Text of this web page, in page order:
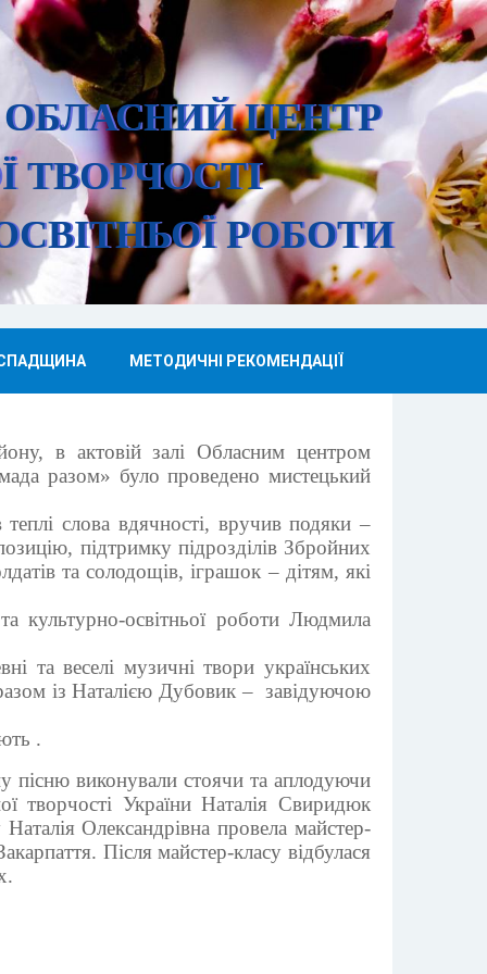
ЦЕНТР
ТВОРЧОСТІ
РОБОТИ
СПАДЩИНА МЕТОДИЧНІ РЕКОМЕНДАЦІЇ
в актовій залі Обласним центром
разом» було проведено мистецький
теплі слова вдячності, вручив подяки –
підтримку підрозділів Збройних
та солодощів, іграшок – дітям, які
культурно-освітньої роботи Людмила
та веселі музичні твори українських
із Наталією Дубовик – завідуючою
.
виконували стоячи та аплодуючи
України Наталія Свиридюк
Олександрівна провела майстер-
Після майстер-класу відбулася